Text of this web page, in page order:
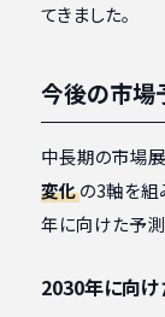
てきました。
今後の市場
中長期の市場展
変化の3軸を組
年に向けた予測
2030年に向